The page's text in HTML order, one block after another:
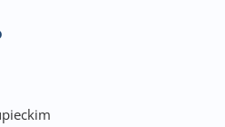
W x G] (mm)
x W x G] (mm)